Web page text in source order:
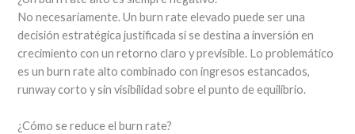
No necesariamente. Un burn rate elevado puede ser una
decisión estratégica justificada si se destina a inversión en
crecimiento con un retorno claro y previsible. Lo problemático
es un burn rate alto combinado con ingresos estancados,
runway corto y sin visibilidad sobre el punto de equilibrio.
¿Cómo se reduce el burn rate?